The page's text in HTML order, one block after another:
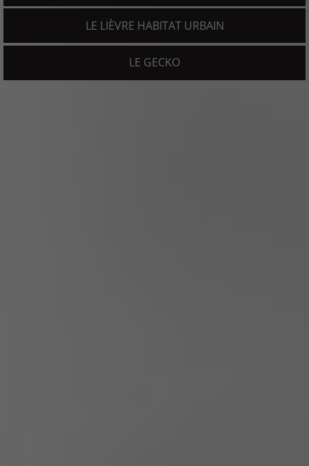
LE LIÈVRE HABITAT URBAIN
LE GECKO